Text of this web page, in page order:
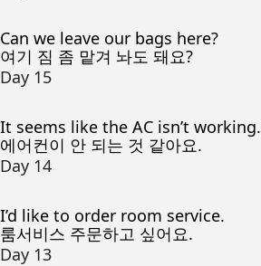
Can we leave our bags here?
여기 짐 좀 맡겨 놔도 돼요?
Day 15
It seems like the AC isn’t working.
에어컨이 안 되는 것 같아요.
Day 14
I’d like to order room service.
룸서비스 주문하고 싶어요.
Day 13